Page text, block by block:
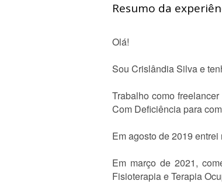
Resumo da
Olá!
Sou Crislândia Silva e
Trabalho como
Com Deficiência para
Em agosto de 2019
Em março de 2021,
Fisioterapia e Terapia